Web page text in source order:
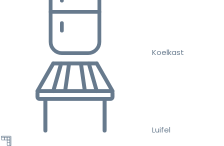
Koelkast
Luifel